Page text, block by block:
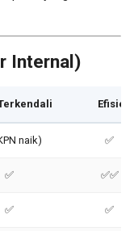
Internal)
naik) ✅
✅ ✅✅
✅ ✅